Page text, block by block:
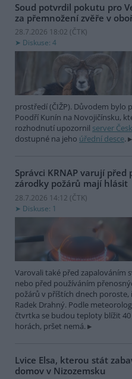
Soud potvrdil pokutu pro
za přemnožení zvěře v
28.7.2026 18:02 (ČTK)
Diskuse: 4
prostředí (ČIŽP). Důvodem
Poodří Kunín na Novojičínsku,
rozhodnutí upozornil server
dostupné na jeho úřední desce.
Správci KRNAP varují
zárodky požárů mají hlásit
28.7.2026 14:12 (ČTK)
Diskuse: 1
Varovali také před zapalováním
nebo před používáním
požárů v příštích dnech poroste,
Radek Drahný. Podle
čtvrtka se budou teploty blížit
horách, pršet nemá.
Lvice Elsa, kterou stát
domov v Nizozemsku